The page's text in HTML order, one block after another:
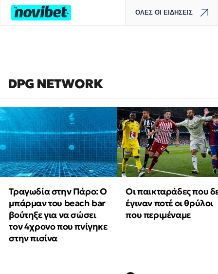
ΟΛΕΣ ΟΙ ΕΙΔΗΣΕΙΣ
DPG NETWORK
Τραγωδία στην Πάρο: Ο
μπάρμαν του beach bar
βούτηξε για να σώσει
τον 4χρονο που πνίγηκε
στην πισίνα
Οι παικταράδες που
έγιναν ποτέ οι θρύλοι
που περιμέναμε